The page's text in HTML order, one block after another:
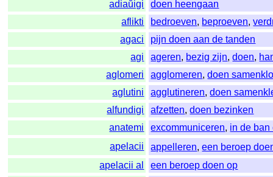
adiaŭigi
doen heengaan
aflikti
bedroeven, beproeven,
agaci
pijn doen aan de tanden
agi
ageren, bezig zijn,doen,
aglomeri
agglomeren,doen
aglutini
agglutineren,doen
alfundigi
afzetten,doen bezinken
anatemi
excommuniceren, in de ban
apelacii
appelleren,een beroep
apelacii al
een beroep doen op